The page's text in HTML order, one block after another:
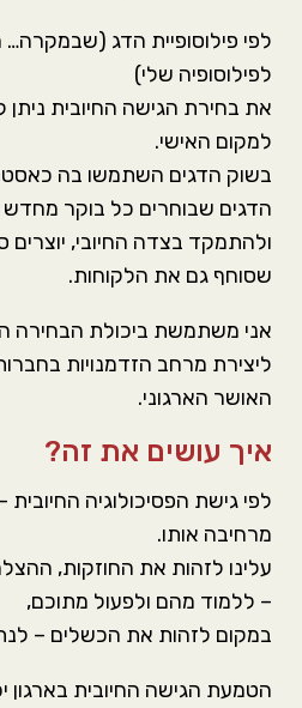
לפי פילוסופיית הדג
לפילוסופיה שלי)
את בחירת הגישה החיובית
למקום האישי.
בשוק הדגים השתמשו בה
הדגים שבוחרים כל בוקר
ולהתמקד בצדה החיובי,
שסוחף גם את הלקוחות.
אני משתמשת ביכולת הבחירה
ליצירת מרחב הזדמנויות
האושר הארגוני.
איך עושים את זה?
לפי גישת הפסיכולוגיה
מרחיבה אותו.
עלינו לזהות את החוזקות,
– ללמוד מהם ולפעול מתוכם,
במקום לזהות את הכשלים –
הטמעת הגישה החיובית